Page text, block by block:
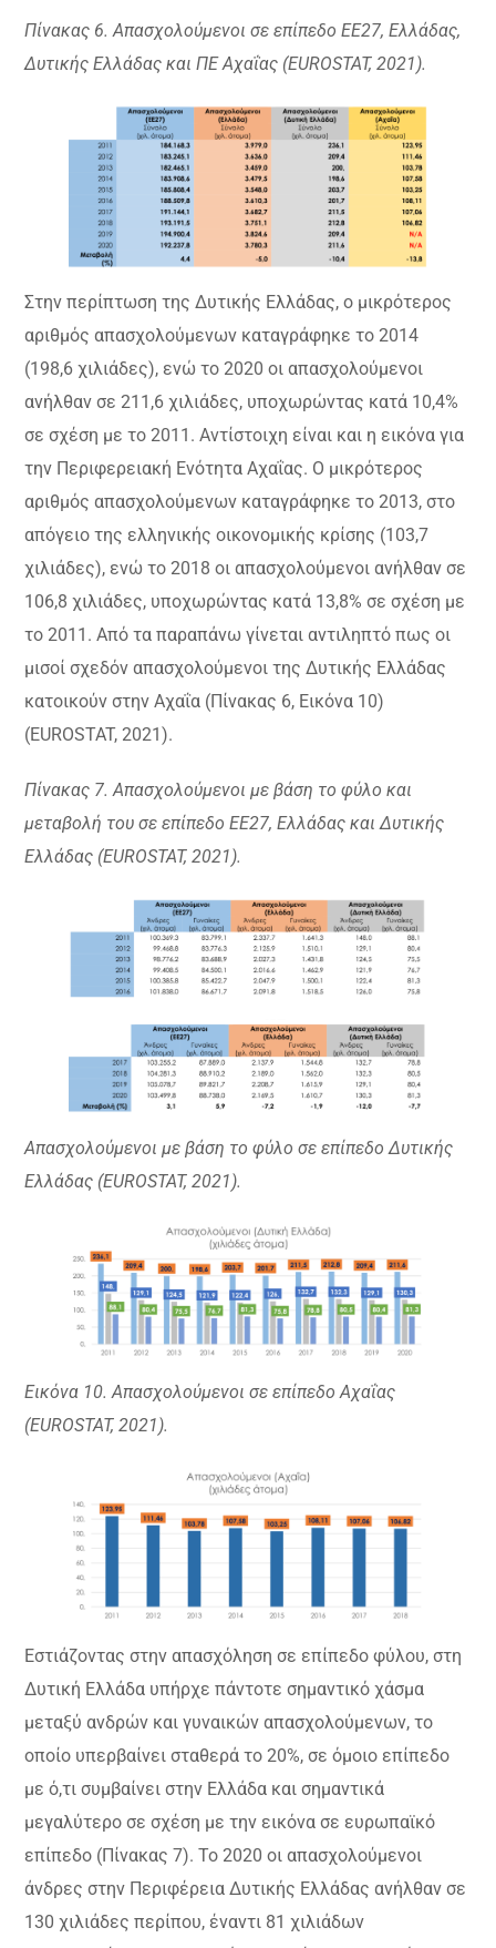
Πίνακας 6. Απασχολούμενοι σε επίπεδο ΕΕ27, Ελλάδας,
Δυτικής Ελλάδας και ΠΕ Αχαΐας (EUROSTAT, 2021).
Στην περίπτωση της Δυτικής Ελλάδας, ο μικρότερος
αριθμός απασχολούμενων καταγράφηκε το 2014
(198,6 χιλιάδες), ενώ το 2020 οι απασχολούμενοι
ανήλθαν σε 211,6 χιλιάδες, υποχωρώντας κατά 10,4%
σε σχέση με το 2011. Αντίστοιχη είναι και η εικόνα για
την Περιφερειακή Ενότητα Αχαΐας. Ο μικρότερος
αριθμός απασχολούμενων καταγράφηκε το 2013, στο
απόγειο της ελληνικής οικονομικής κρίσης (103,7
χιλιάδες), ενώ το 2018 οι απασχολούμενοι ανήλθαν σε
106,8 χιλιάδες, υποχωρώντας κατά 13,8% σε σχέση με
το 2011. Από τα παραπάνω γίνεται αντιληπτό πως οι
μισοί σχεδόν απασχολούμενοι της Δυτικής Ελλάδας
κατοικούν στην Αχαΐα (Πίνακας 6, Εικόνα 10)
(EUROSTAT, 2021).
Πίνακας 7. Απασχολούμενοι με βάση το φύλο και
μεταβολή του σε επίπεδο ΕΕ27, Ελλάδας και Δυτικής
Ελλάδας (EUROSTAT, 2021).
Απασχολούμενοι με βάση το φύλο σε επίπεδο Δυτικής
Ελλάδας (EUROSTAT, 2021).
Εικόνα 10. Απασχολούμενοι σε επίπεδο Αχαΐας
(EUROSTAT, 2021).
Εστιάζοντας στην απασχόληση σε επίπεδο φύλου, στη
Δυτική Ελλάδα υπήρχε πάντοτε σημαντικό χάσμα
μεταξύ ανδρών και γυναικών απασχολούμενων, το
οποίο υπερβαίνει σταθερά το 20%, σε όμοιο επίπεδο
με ό,τι συμβαίνει στην Ελλάδα και σημαντικά
μεγαλύτερο σε σχέση με την εικόνα σε ευρωπαϊκό
επίπεδο (Πίνακας 7). Το 2020 οι απασχολούμενοι
άνδρες στην Περιφέρεια Δυτικής Ελλάδας ανήλθαν σε
130 χιλιάδες περίπου, έναντι 81 χιλιάδων